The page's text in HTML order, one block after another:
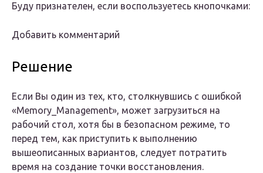
Буду признателен, если воспользуетесь кнопочками:
Добавить комментарий
Решение
Если Вы один из тех, кто, столкнувшись с ошибкой
«Memory_Management», может загрузиться на
рабочий стол, хотя бы в безопасном режиме, то
перед тем, как приступить к выполнению
вышеописанных вариантов, следует потратить
время на создание точки восстановления.